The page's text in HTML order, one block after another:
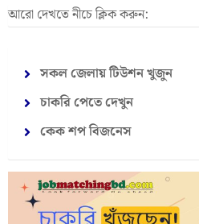
আরো দেখতে নীচে ক্লিক করুন:
সকল জেলায় টিউশন খুজুন
চাকরি পেতে দেখুন
কেক শপ বিজনেস